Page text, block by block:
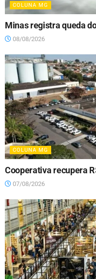
COLUNA MG
Minas registra queda
08/08/2026
COLUNA MG
Cooperativa recupera
07/08/2026